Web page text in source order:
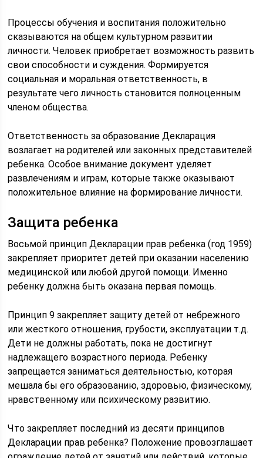
Процессы обучения и воспитания положительно
сказываются на общем культурном развитии
личности. Человек приобретает возможность развить
свои способности и суждения. Формируется
социальная и моральная ответственность, в
результате чего личность становится полноценным
членом общества.
Ответственность за образование Декларация
возлагает на родителей или законных представителей
ребенка. Особое внимание документ уделяет
развлечениям и играм, которые также оказывают
положительное влияние на формирование личности.
Защита ребенка
Восьмой принцип Декларации прав ребенка (год 1959)
закрепляет приоритет детей при оказании населению
медицинской или любой другой помощи. Именно
ребенку должна быть оказана первая помощь.
Принцип 9 закрепляет защиту детей от небрежного
или жесткого отношения, грубости, эксплуатации т.д.
Дети не должны работать, пока не достигнут
надлежащего возрастного периода. Ребенку
запрещается заниматься деятельностью, которая
мешала бы его образованию, здоровью, физическому,
нравственному или психическому развитию.
Что закрепляет последний из десяти принципов
Декларации прав ребенка? Положение провозглашает